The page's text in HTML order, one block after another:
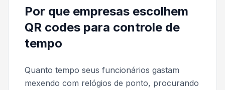
Por que empresas escolhem
QR codes para controle de
tempo
Quanto tempo seus funcionários gastam
mexendo com relógios de ponto, procurando